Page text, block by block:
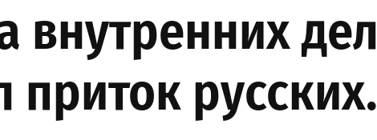
внутренних дел
приток русских.